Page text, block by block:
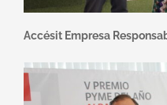
Accésit Empresa